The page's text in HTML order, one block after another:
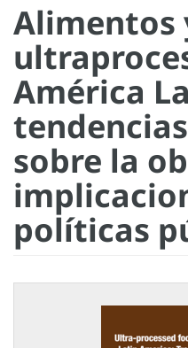
Alimentos
América
sobre la
políticas